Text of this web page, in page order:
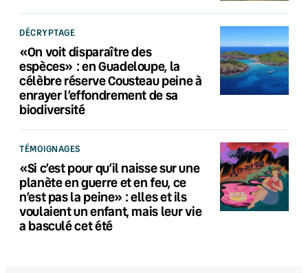
DÉCRYPTAGE
«On voit disparaître des
espèces» : en Guadeloupe, la
célèbre réserve Cousteau peine à
enrayer l’effondrement de sa
biodiversité
TÉMOIGNAGES
«Si c’est pour qu’il naisse sur une
planète en guerre et en feu, ce
n’est pas la peine» : elles et ils
voulaient un enfant, mais leur vie
a basculé cet été